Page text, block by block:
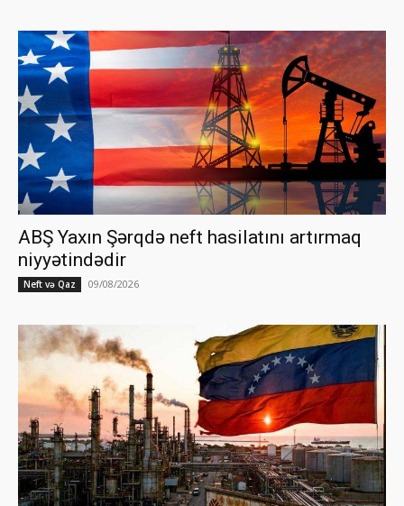
ABŞ Yaxın Şərqdə neft hasilatını artırmaq
niyyətindədir
Neft və Qaz 09/08/2026